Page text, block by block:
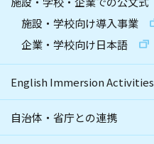
施設・学校向け導入事業
企業・学校向け日本語
English Immersion Activities
自治体・省庁との連携